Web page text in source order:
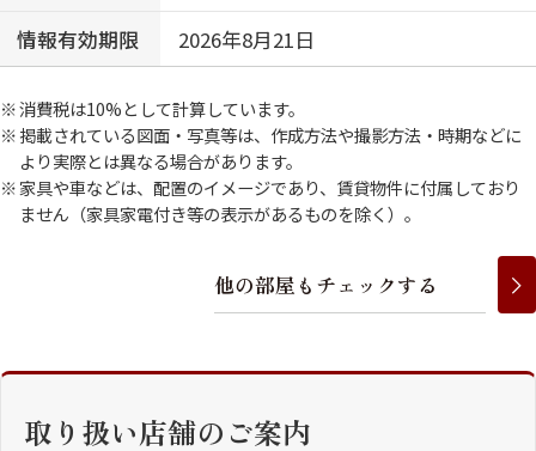
情報有効期限
2026年8月21日
消費税は10%として計算しています。
掲載されている図面・写真等は、作成方法や撮影方法・時期などに
より実際とは異なる場合があります。
家具や車などは、配置のイメージであり、賃貸物件に付属しており
ません（家具家電付き等の表示があるものを除く）。
他の部屋 も チェ ッ クする
取り扱い店舗のご案内